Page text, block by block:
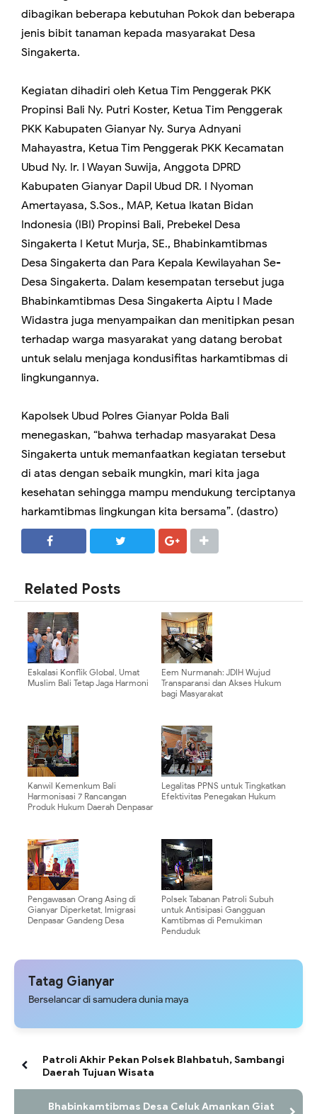
dibagikan beberapa kebutuhan Pokok dan beberapa
jenis bibit tanaman kepada masyarakat Desa
Singakerta.
Kegiatan dihadiri oleh Ketua Tim Penggerak PKK
Propinsi Bali Ny. Putri Koster, Ketua Tim Penggerak
PKK Kabupaten Gianyar Ny. Surya Adnyani
Mahayastra, Ketua Tim Penggerak PKK Kecamatan
Ubud Ny. Ir. I Wayan Suwija, Anggota DPRD
Kabupaten Gianyar Dapil Ubud DR. I Nyoman
Amertayasa, S.Sos., MAP, Ketua Ikatan Bidan
Indonesia (IBI) Propinsi Bali, Prebekel Desa
Singakerta I Ketut Murja, SE., Bhabinkamtibmas
Desa Singakerta dan Para Kepala Kewilayahan Se-
Desa Singakerta. Dalam kesempatan tersebut juga
Bhabinkamtibmas Desa Singakerta Aiptu I Made
Widastra juga menyampaikan dan menitipkan pesan
terhadap warga masyarakat yang datang berobat
untuk selalu menjaga kondusifitas harkamtibmas di
lingkungannya.
Kapolsek Ubud Polres Gianyar Polda Bali
menegaskan, “bahwa terhadap masyarakat Desa
Singakerta untuk memanfaatkan kegiatan tersebut
di atas dengan sebaik mungkin, mari kita jaga
kesehatan sehingga mampu mendukung terciptanya
harkamtibmas lingkungan kita bersama”. (dastro)
Related Posts
Eskalasi Konflik Global, Umat
Muslim Bali Tetap Jaga Harmoni
Eem Nurmanah: JDIH Wujud
Transparansi dan Akses Hukum
bagi Masyarakat
Kanwil Kemenkum Bali
Harmonisasi 7 Rancangan
Produk Hukum Daerah Denpasar
Legalitas PPNS untuk Tingkatkan
Efektivitas Penegakan Hukum
Pengawasan Orang Asing di
Gianyar Diperketat, Imigrasi
Denpasar Gandeng Desa
Polsek Tabanan Patroli Subuh
untuk Antisipasi Gangguan
Kamtibmas di Pemukiman
Penduduk
Tatag Gianyar
Berselancar di samudera dunia maya
Patroli Akhir Pekan Polsek Blahbatuh, Sambangi
Daerah Tujuan Wisata
Bhabinkamtibmas Desa Celuk Amankan Giat